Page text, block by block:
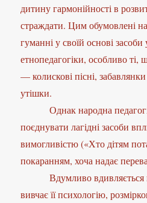
дитину гармонійності в
страждати. Цим обумовлені
гуманні у своїй основі засоби
етнопедагогіки, особливо ті,
— колискові пісні,
утішки.
Однак народна
поєднувати лагідні засоби
вимогливістю («Хто дітям
покаранням, хоча надає
Вдумливо
вивчає її психологію,